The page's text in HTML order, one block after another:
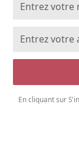
En cliquant sur